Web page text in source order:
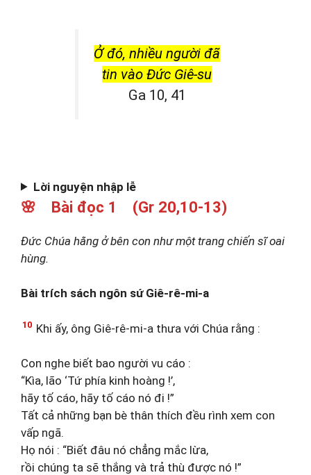
Ở đó, nhiều người đã
tin vào Đức Giê-su
Ga 10, 41
Lời nguyện nhập lễ
🌸 Bài đọc 1 (Gr 20,10-13)
Đức Chúa hằng ở bên con như một trang chiến sĩ oai
hùng.
Bài trích sách ngôn sứ Giê-rê-mi-a
10 Khi ấy, ông Giê-rê-mi-a thưa với Chúa rằng :
Con nghe biết bao người vu cáo :
“Kìa, lão ‘Tứ phía kinh hoàng !’,
hãy tố cáo, hãy tố cáo nó đi !”
Tất cả những bạn bè thân thích đều rình xem con
vấp ngã.
Họ nói : “Biết đâu nó chẳng mắc lừa,
rồi chúng ta sẽ thắng và trả thù được nó !”